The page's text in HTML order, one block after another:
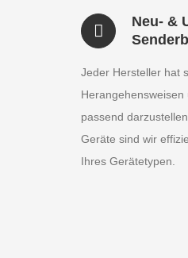
Neu- &
Jeder Hersteller hat
passend
Geräte sind wir
Ihres Gerätetypen.